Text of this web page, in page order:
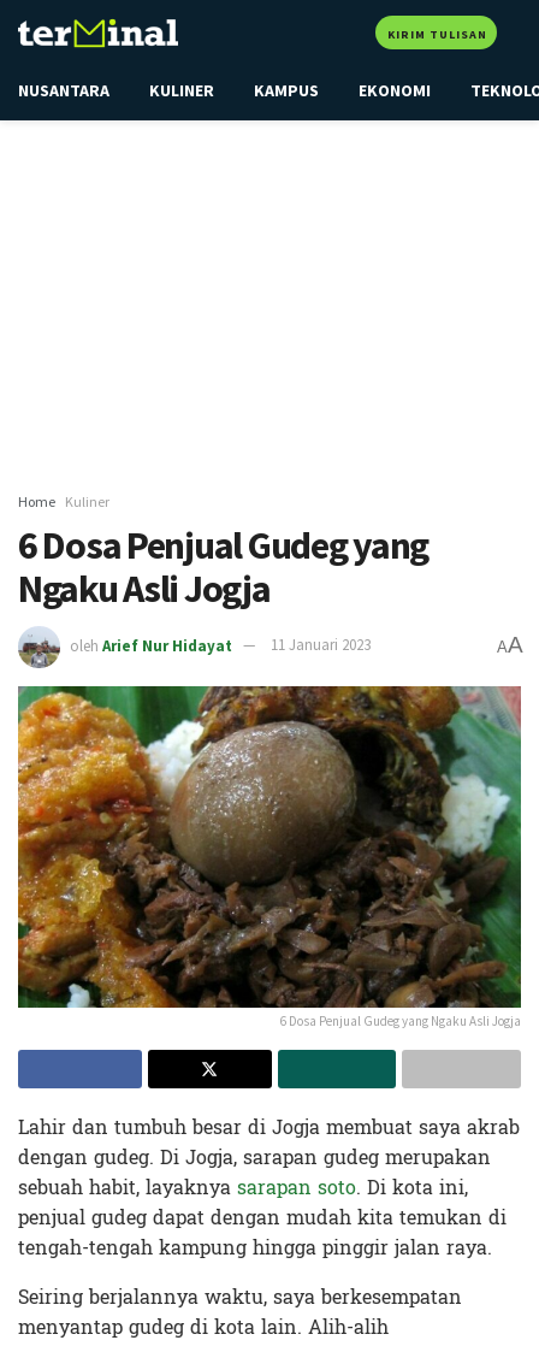
KIRIM TULISAN
NUSANTARA KULINER KAMPUS EKONOMI
Home Kuliner
6 Dosa Penjual Gudeg yang
Ngaku Asli Jogja
oleh Arief Nur Hidayat 11 Januari 2023 AA
6 Dosa Penjual Gudeg yang Ngaku Asli Jogja
Lahir dan tumbuh besar di Jogja membuat saya akrab
dengan gudeg. Di Jogja, sarapan gudeg merupakan
sebuah habit, layaknyasarapan soto. Di kota ini,
penjual gudeg dapat dengan mudah kita temukan di
tengah-tengah kampung hingga pinggir jalan raya.
Seiring berjalannya waktu, saya berkesempatan
menyantap gudeg di kota lain. Alih-alih